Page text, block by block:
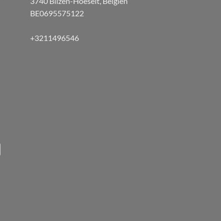
BE0695575122
+3211496546